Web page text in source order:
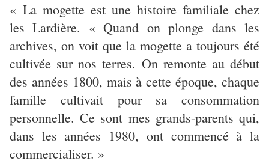
« La mogette est une histoire familiale chez
les Lardière. « Quand on plonge dans les
archives, on voit que la mogette a toujours été
cultivée sur nos terres. On remonte au début
des années 1800, mais à cette époque, chaque
famille cultivait pour sa consommation
personnelle. Ce sont mes grands-parents qui,
dans les années 1980, ont commencé à la
commercialiser. »